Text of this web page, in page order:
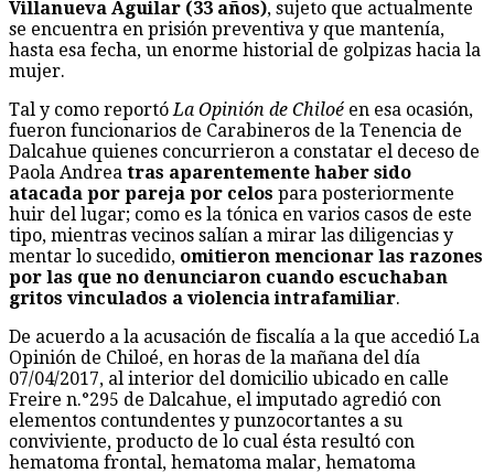
Villanueva Aguilar (33 años), sujeto que actualmente
se encuentra en prisión preventiva y que mantenía,
hasta esa fecha, un enorme historial de golpizas hacia la
mujer.
Tal y como reportó La Opinión de Chiloé en esa ocasión,
fueron funcionarios de Carabineros de la Tenencia de
Dalcahue quienes concurrieron a constatar el deceso de
Paola Andrea tras aparentemente haber sido
atacada por pareja por celos para posteriormente
huir del lugar; como es la tónica en varios casos de este
tipo, mientras vecinos salían a mirar las diligencias y
mentar lo sucedido, omitieron mencionar las razones
por las que no denunciaron cuando escuchaban
gritos vinculados a violencia intrafamiliar.
De acuerdo a la acusación de fiscalía a la que accedió La
Opinión de Chiloé, en horas de la mañana del día
07/04/2017, al interior del domicilio ubicado en calle
Freire n.°295 de Dalcahue, el imputado agredió con
elementos contundentes y punzocortantes a su
conviviente, producto de lo cual ésta resultó con
hematoma frontal, hematoma malar, hematoma